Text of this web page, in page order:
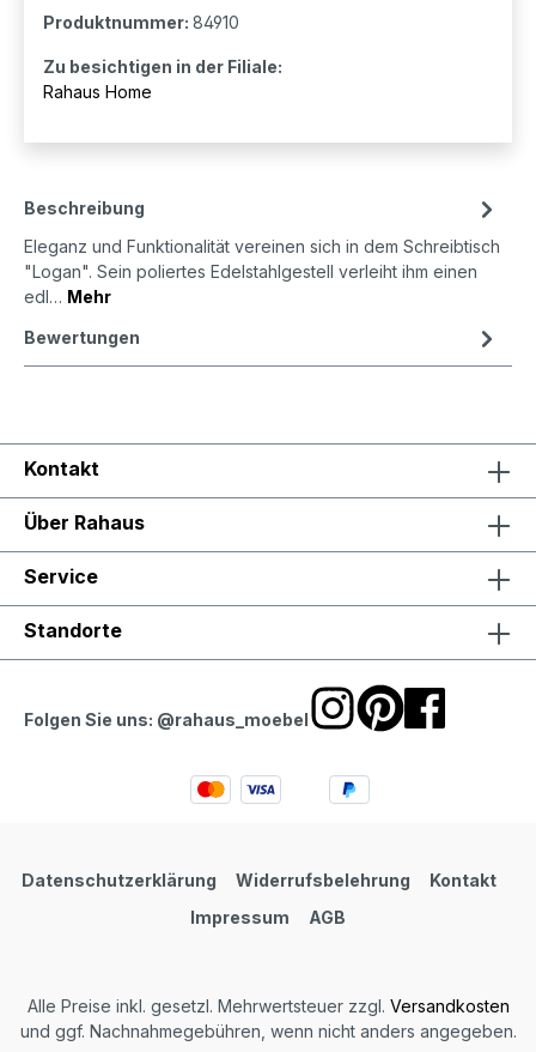
Produktnummer: 84910
Zu besichtigen in der Filiale:
Rahaus Home
Beschreibung
Eleganz und Funktionalität vereinen sich in dem Schreibtisch
"Logan". Sein poliertes Edelstahlgestell verleiht ihm einen
edl… Mehr
Bewertungen
Kontakt
Über Rahaus
Service
Standorte
Folgen Sie uns: @rahaus_moebel
Datenschutzerklärung Widerrufsbelehrung
Kontakt
Impressum
AGB
Alle Preise inkl. gesetzl. Mehrwertsteuer zzgl. Versandkosten
und ggf. Nachnahmegebühren, wenn nicht anders angegeben.